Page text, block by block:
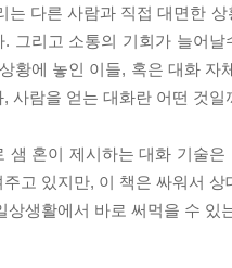
는 다른 사람과 직접 대면한
. 그리고 소통의 기회가 늘어
황에 놓인 이들, 혹은 대화
사람을 얻는 대화란 어떤 것
샘 혼이 제시하는 대화 기술
고 있지만, 이 책은 싸워서
상생활에서 바로 써먹을 수